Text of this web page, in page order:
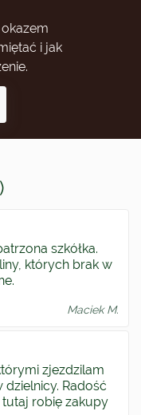
i jak
szkółka.
których brak w
Maciek M.
zjezdzilam
Radość
tutaj robię zakupy